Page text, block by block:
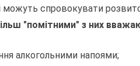
можуть спровокувати
"помітними" з них
алкогольними напоями;